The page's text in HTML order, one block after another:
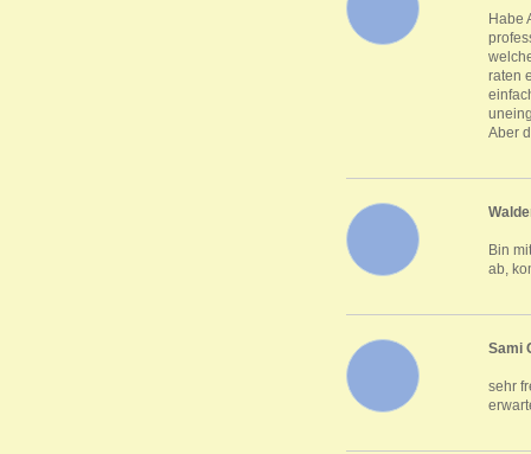
Habe
raten
Aber
Bin
ab,
Sami
sehr